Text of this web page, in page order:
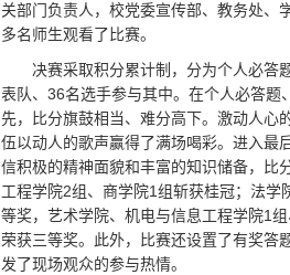
关部门负责人，校党委宣传部、教务处、
多名师生观看了比赛。
决赛采取积分累计制，分为个人必答
表队、36名选手参与其中。在个人必答
先，比分旗鼓相当、难分高下。激动人心
伍以动人的歌声赢得了满场喝彩。进入最
信积极的精神面貌和丰富的知识储备，比
工程学院2组、商学院1组斩获桂冠；法
等奖，艺术学院、机电与信息工程学院1
荣获三等奖。此外，比赛还设置了有奖答
发了现场观众的参与热情。